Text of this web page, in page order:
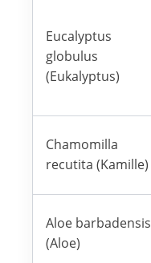
Eucalyptus
globulus
(Eukalyptus)
Chamomilla
recutita (Kamille)
Aloe barbadensis
(Aloe)